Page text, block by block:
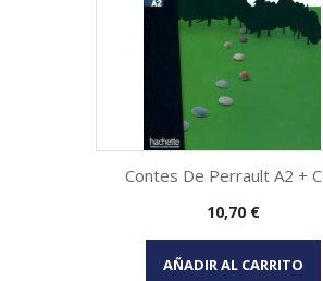
Vista rápida
Contes De Perrault A2 +
Precio
10,70 €
AÑADIR AL CARRITO